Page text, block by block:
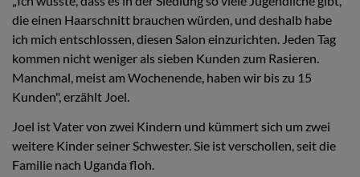
die einen Haarschnitt brauchen würden, und deshalb habe
ich mich entschlossen, diesen Salon einzurichten. Jeden Tag
kommen nicht weniger als sieben Kunden zum Rasieren.
Manchmal, meist am Wochenende, haben wir bis zu 15
Kunden", erzählt Joel.
Joel ist Vater von zwei Kindern und kümmert sich um zwei
weitere Kinder seiner Schwester. Sie ist verschollen, seit die
Familie nach Uganda floh.